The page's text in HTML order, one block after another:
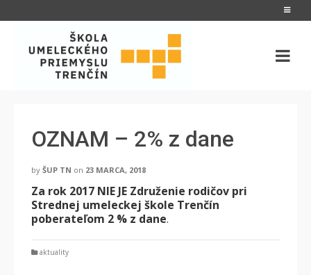
OZNAM – 2% z dane
by ŠUP TN on 23 MARCA, 2018
Za rok 2017 NIE JE Združenie rodičov pri
Strednej umeleckej škole Trenčín
poberateľom 2 % z dane.
aktuality